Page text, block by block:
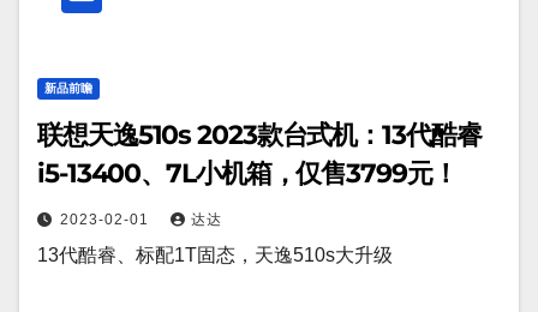
新品前瞻
联想天逸510s 2023款台式机：13代酷睿
i5-13400、7L小机箱，仅售3799元！
2023-02-01 达达
13代酷睿、标配1T固态，天逸510s大升级